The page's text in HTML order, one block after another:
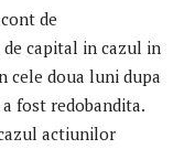
de
capital in cazul in
cele doua luni dupa
fost redobandita.
actiunilor